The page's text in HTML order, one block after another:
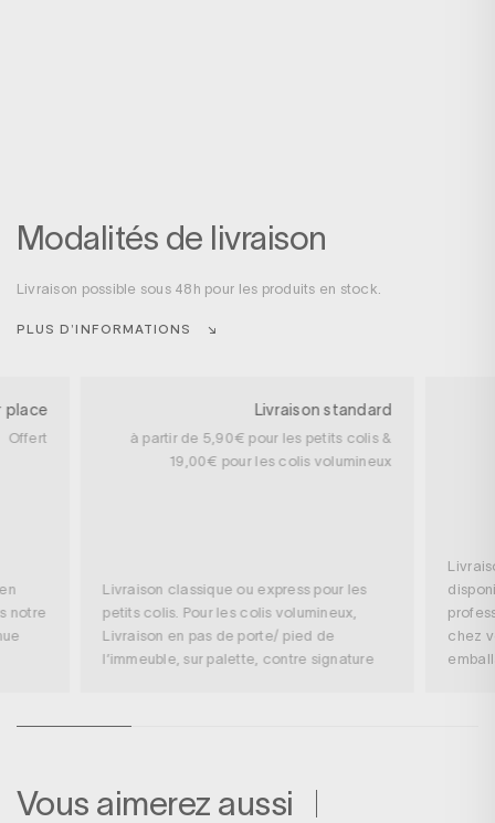
Modalités de livraison
Livraison possible sous 48h pour les produits en stock.
PLUS D’INFORMATIONS
place
Offert
notre
Livraison standard
à partir de 5,90€ pour les petits colis &
19,00€ pour les colis volumineux
Livraison classique ou express pour les
petits colis. Pour les colis volumineux,
Livraison en pas de porte/ pied de
l’immeuble, sur palette, contre signature
chez
Vous aimerez aussi